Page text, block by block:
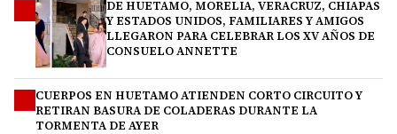
DE HUETAMO, MORELIA, VERACRUZ, CHIAPAS
Y ESTADOS UNIDOS, FAMILIARES Y AMIGOS
LLEGARON PARA CELEBRAR LOS XV AÑOS DE
CONSUELO ANNETTE
CUERPOS EN HUETAMO ATIENDEN CORTO CIRCUITO Y
RETIRAN BASURA DE COLADERAS DURANTE LA
TORMENTA DE AYER